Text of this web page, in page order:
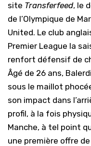
site Transferfeed, le
de l’Olympique de
United. Le club
Premier League la
renfort défensif de
Âgé de 26 ans,
sous le maillot
son impact dans
profil, à la fois
Manche, à tel point
une première offre